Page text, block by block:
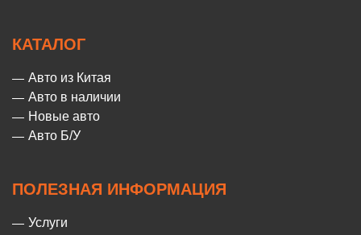
КАТАЛОГ
Авто из Китая
Авто в наличии
Новые авто
Авто Б/У
ПОЛЕЗНАЯ ИНФОРМАЦИЯ
Услуги